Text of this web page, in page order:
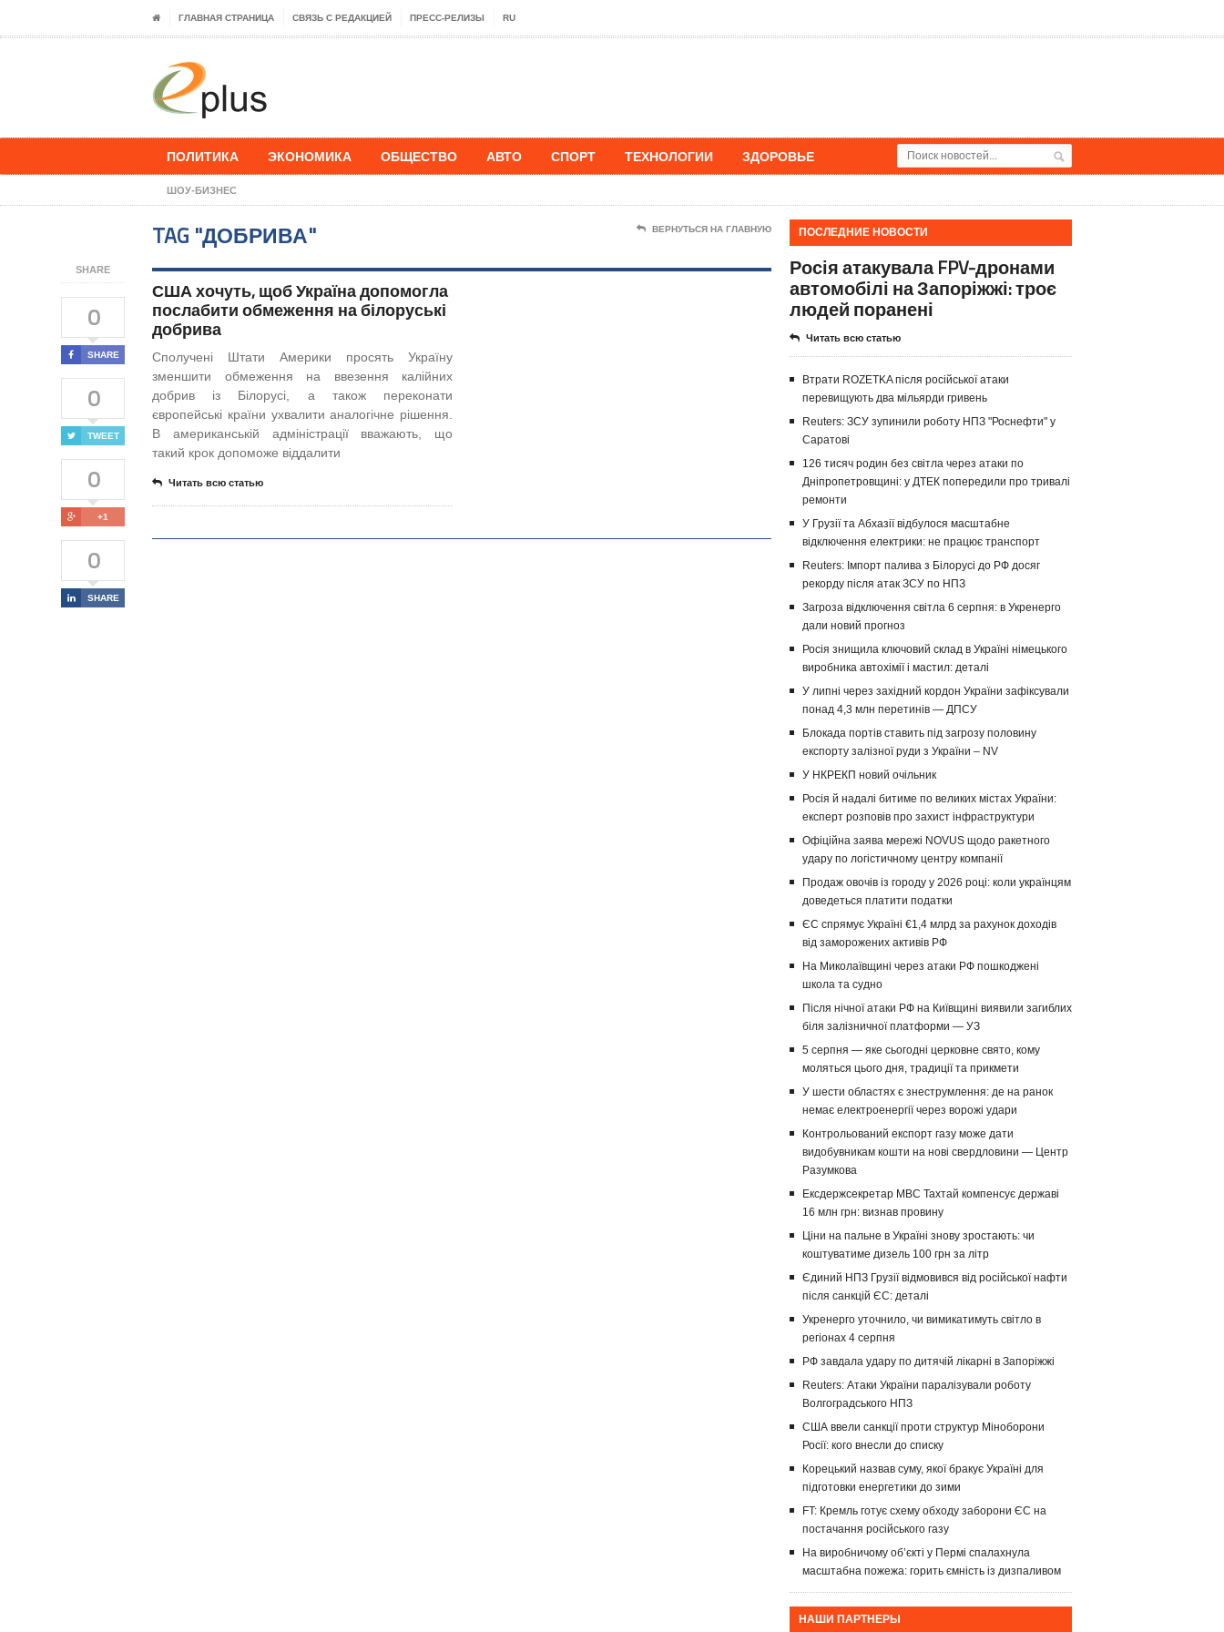
ГЛАВНАЯ СТРАНИЦА СВЯЗЬ С РЕДАКЦИЕЙ ПРЕСС-РЕЛИЗЫ RU
ПОЛИТИКА ЭКОНОМИКА ОБЩЕСТВО АВТО СПОРТ ТЕХНОЛОГИИ ЗДОРОВЬЕ
ШОУ-БИЗНЕС
SHARE
0
SHARE
0
TWEET
0
+1
0
SHARE
TAG "ДОБРИВА" ВЕРНУТЬСЯ НА ГЛАВНУЮ
США хочуть, щоб Україна допомогла
послабити обмеження на білоруські
добрива
Сполучені Штати Америки просять Україну
зменшити обмеження на ввезення калійних
добрив із Білорусі, а також переконати
європейські країни ухвалити аналогічне рішення.
В американській адміністрації вважають, що
такий крок допоможе віддалити
Читать всю статью
ПОСЛЕДНИЕ НОВОСТИ
Росія атакувала FPV-дронами
автомобілі на Запоріжжі: троє
людей поранені
Читать всю статью
Втрати ROZETKA після російської атаки
перевищують два мільярди гривень
Reuters: ЗСУ зупинили роботу НПЗ "Роснефти" у
Саратові
126 тисяч родин без світла через атаки по
Дніпропетровщині: у ДТЕК попередили про тривалі
ремонти
У Грузії та Абхазії відбулося масштабне
відключення електрики: не працює транспорт
Reuters: Імпорт палива з Білорусі до РФ досяг
рекорду після атак ЗСУ по НПЗ
Загроза відключення світла 6 серпня: в Укренерго
дали новий прогноз
Росія знищила ключовий склад в Україні німецького
виробника автохімії і мастил: деталі
У липні через західний кордон України зафіксували
понад 4,3 млн перетинів — ДПСУ
Блокада портів ставить під загрозу половину
експорту залізної руди з України – NV
У НКРЕКП новий очільник
Росія й надалі битиме по великих містах України:
експерт розповів про захист інфраструктури
Офіційна заява мережі NOVUS щодо ракетного
удару по логістичному центру компанії
Продаж овочів із городу у 2026 році: коли українцям
доведеться платити податки
ЄС спрямує Україні €1,4 млрд за рахунок доходів
від заморожених активів РФ
На Миколаївщині через атаки РФ пошкоджені
школа та судно
Після нічної атаки РФ на Київщині виявили загиблих
біля залізничної платформи — УЗ
5 серпня — яке сьогодні церковне свято, кому
моляться цього дня, традиції та прикмети
У шести областях є знеструмлення: де на ранок
немає електроенергії через ворожі удари
Контрольований експорт газу може дати
видобувникам кошти на нові свердловини — Центр
Разумкова
Ексдержсекретар МВС Тахтай компенсує державі
16 млн грн: визнав провину
Ціни на пальне в Україні знову зростають: чи
коштуватиме дизель 100 грн за літр
Єдиний НПЗ Грузії відмовився від російської нафти
після санкцій ЄС: деталі
Укренерго уточнило, чи вимикатимуть світло в
регіонах 4 серпня
РФ завдала удару по дитячій лікарні в Запоріжжі
Reuters: Атаки України паралізували роботу
Волгоградського НПЗ
США ввели санкції проти структур Міноборони
Росії: кого внесли до списку
Корецький назвав суму, якої бракує Україні для
підготовки енергетики до зими
FT: Кремль готує схему обходу заборони ЄС на
постачання російського газу
На виробничому об’єкті у Пермі спалахнула
масштабна пожежа: горить ємність із дизпаливом
НАШИ ПАРТНЕРЫ